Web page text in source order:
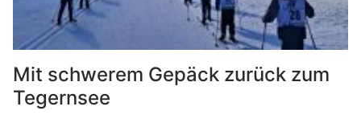
Mit schwerem Gepäck zurück zum
Tegernsee